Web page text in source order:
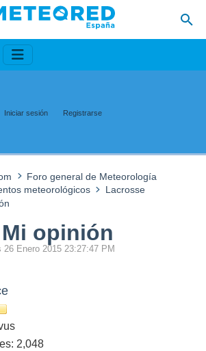
Iniciar sesión Registrarse
Foro general de Meteorología
meteorológicos
Lacrosse
Mi opinión
26 Enero 2015 23:27:47 PM
2,048